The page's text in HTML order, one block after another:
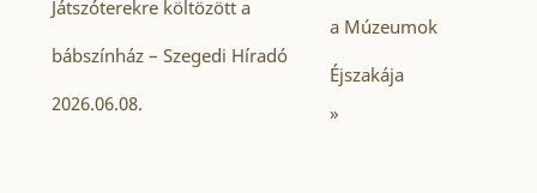
Játszóterekre költözött a
bábszínház – Szegedi Híradó
2026.06.08.
a Múzeumok
Éjszakája
»